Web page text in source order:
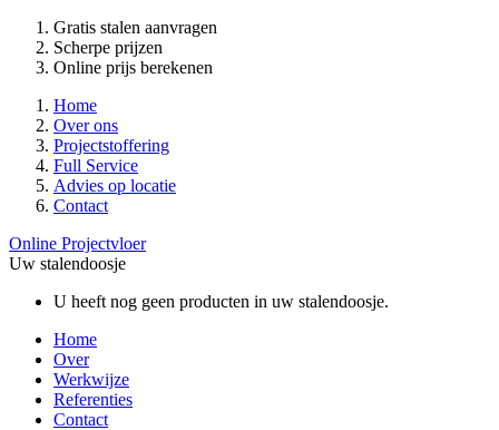
Gratis stalen aanvragen
Scherpe prijzen
Online prijs berekenen
Home
Over ons
Projectstoffering
Full Service
Advies op locatie
Contact
Online Projectvloer
Uw stalendoosje
U heeft nog geen producten in uw stalendoosje.
Home
Over
Werkwijze
Referenties
Contact